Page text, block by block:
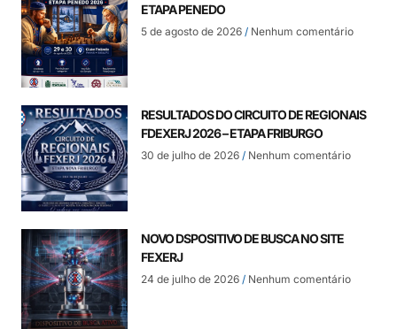
ETAPA PENEDO
5 de agosto de 2026 Nenhum comentário
RESULTADOS DO CIRCUITO DE REGIONAIS
FDEXERJ 2026 – ETAPA FRIBURGO
30 de julho de 2026 Nenhum comentário
NOVO DSPOSITIVO DE BUSCA NO SITE
FEXERJ
24 de julho de 2026 Nenhum comentário